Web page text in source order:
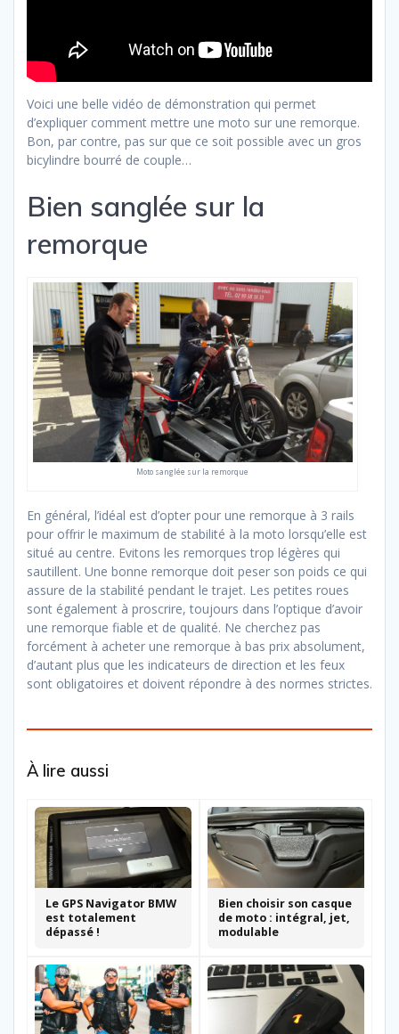
Voici une belle vidéo de démonstration qui permet
d’expliquer comment mettre une moto sur une remorque.
Bon, par contre, pas sur que ce soit possible avec un gros
bicylindre bourré de couple…
Bien sanglée sur la
remorque
Moto sanglée sur la remorque
En général, l’idéal est d’opter pour une remorque à 3 rails
pour offrir le maximum de stabilité à la moto lorsqu’elle est
situé au centre. Evitons les remorques trop légères qui
sautillent. Une bonne remorque doit peser son poids ce qui
assure de la stabilité pendant le trajet. Les petites roues
sont également à proscrire, toujours dans l’optique d’avoir
une remorque fiable et de qualité. Ne cherchez pas
forcément à acheter une remorque à bas prix absolument,
d’autant plus que les indicateurs de direction et les feux
sont obligatoires et doivent répondre à des normes strictes.
À lire aussi
Le GPS Navigator BMW
est totalement
dépassé !
Bien choisir son casque
de moto : intégral, jet,
modulable